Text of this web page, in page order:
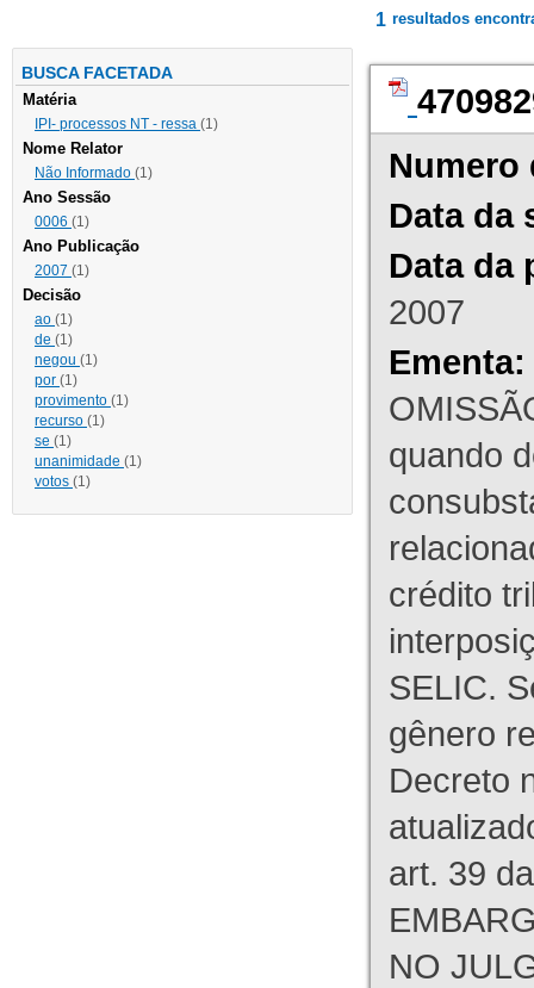
BUSCA FACETADA
Matéria
IPI- processos NT - ressa (1)
Nome Relator
Não Informado (1)
Ano Sessão
0006 (1)
Ano Publicação
2007 (1)
Decisão
ao (1)
de (1)
negou (1)
por (1)
provimento (1)
recurso (1)
se (1)
unanimidade (1)
votos (1)
1 resultados
Numero
Data da
Data da
2007
Ementa:
quando
crédito
SELIC.
gênero
Decreto
art. 39
NO